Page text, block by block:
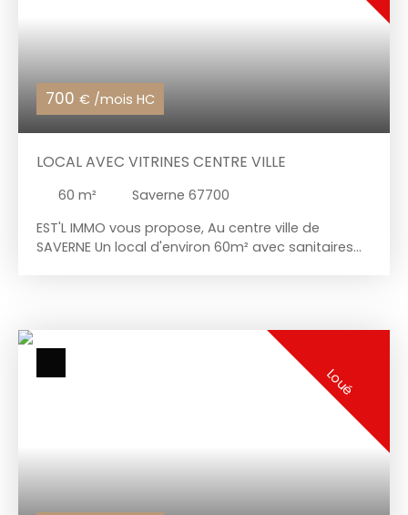
700 € /mois HC
LOCAL AVEC VITRINES CENTRE VILLE
60 m²
Saverne 67700
EST'L IMMO vous propose, Au centre ville de
SAVERNE Un local d'environ 60m² avec sanitaires
ALIMENTATION ET RESTAURATION ( SOUS RESERVE
D'ACCEPTATION DU BAILLEUR ) DEPOT DE GARANTIE 2
MOIS : 1. 400€ HONORAIRES AGENCE TTC A LALoué